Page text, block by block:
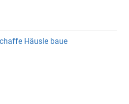
Häusle baue